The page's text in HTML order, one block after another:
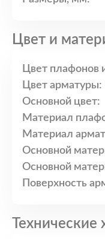
Цвет и
Цвет плафонов
Цвет арматуры:
Основной цвет:
Материал
Материал
Основной
Основной
Поверхность